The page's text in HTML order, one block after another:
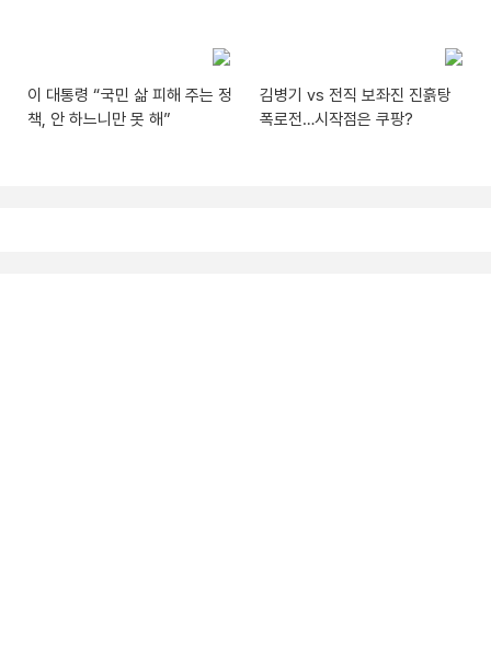
이 대통령 “국민 삶 피해 주는 정
책, 안 하느니만 못 해”
김병기 vs 전직 보좌진 진흙탕
폭로전…시작점은 쿠팡?